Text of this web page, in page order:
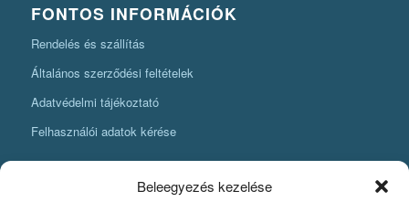
Beleegyezés kezelése
FONTOS INFORMÁCIÓK
Rendelés és szállítás
Általános szerződési feltételek
Adatvédelmi tájékoztató
Felhasználói adatok kérése